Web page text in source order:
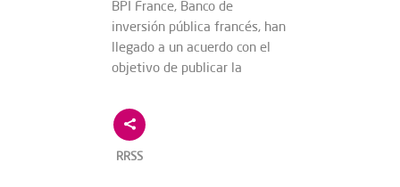
BPI France, Banco de
inversión pública francés, han
llegado a un acuerdo con el
objetivo de publicar la
RRSS